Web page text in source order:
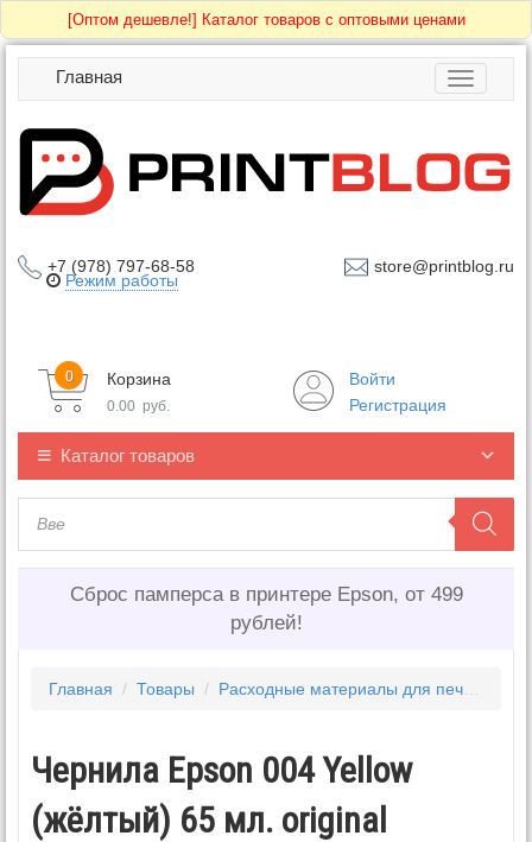
[Оптом дешевле!] Каталог товаров с оптовыми ценами
Toggle
Главная
+7 (978) 797-68-58 store@printblog.ru
Режим работы
Корзина
0
0.00 руб.
Войти
Регистрация
Каталог товаров
Сброс памперса в принтере Epson, от 499
рублей!
Главная / Товары / Расходные материалы для печати
Чернила Epson 004 Yellow
(жёлтый) 65 мл. original